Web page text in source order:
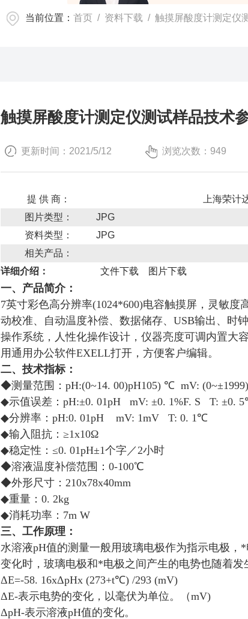
当前位置： 首页 / 资料下载 / 触摸屏酸度计测定仪
触摸屏酸度计测定仪测试样品技术
更新时间：2021/5/12 浏览次数：949
提 供 商： 上海荣计
图片类型：
JPG
资料类型：
JPG
相关产品：
详细介绍：
文件下载 图片下载
一、产品简介：
7英寸彩色高分辨率(1024*600)电容触摸屏，灵敏
动校准、自动温度补偿、数据储存、USB输出、时
操作系统，人性化操作设计，仪器亮度可调内置大
用通用办公软件EXELL打开，方便客户编辑。
二、技术指标：
◆测量范围：pH:(0~14. 00)pH105) ℃ mV:
◆示值误差：pH:±0. 01pH mV: ±0. 1%F. S T: ±0.
◆分辨率：pH:0. 01pH mV: 1mV T: 0. 1℃
◆输入阻抗：≥1x10Ω
◆稳定性：≤0. 01pH±1个字／2小时
◆溶液温度补偿范围：0-100℃
◆外形尺寸：210x78x40mm
◆重量：0. 2kg
◆消耗功率：7m W
三、工作原理：
水溶液pH值的测量一般用玻璃电极作为指示电极
变化时，玻璃电极和*电极之间产生的电势也随着发
ΔE=-58. 16xΔpHx (273+t℃) /293 (mV)
ΔE-表示电势的变化，以毫伏为单位。（mV)
ΔpH-表示溶液pH值的变化。